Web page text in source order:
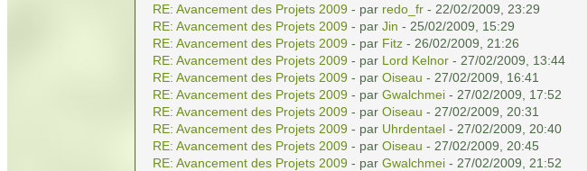
RE: Avancement des Projets 2009 - par redo_fr- 22/02/2009, 23:29
RE: Avancement des Projets 2009 - par Jin - 25/02/2009, 15:29
RE: Avancement des Projets 2009 - par Fitz- 26/02/2009, 21:26
RE: Avancement des Projets 2009 - par Lord Kelnor- 27/02/2009, 13:44
RE: Avancement des Projets 2009 - par Oiseau - 27/02/2009, 16:41
RE: Avancement des Projets 2009 - par Gwalchmei- 27/02/2009, 17:52
RE: Avancement des Projets 2009 - par Oiseau - 27/02/2009, 20:31
RE: Avancement des Projets 2009 - par Uhrdentael- 27/02/2009, 20:40
RE: Avancement des Projets 2009 - par Oiseau - 27/02/2009, 20:45
RE: Avancement des Projets 2009 - par Gwalchmei- 27/02/2009, 21:52